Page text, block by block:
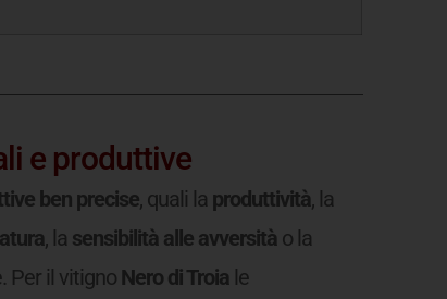
e produttive
ben precise, quali la produttività, la
, la sensibilità alle avversitào la
Per il vitigno Nero di Troiale